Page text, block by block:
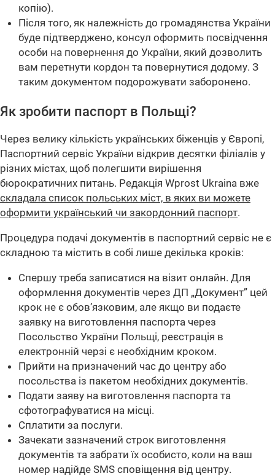
копію).
Після того, як належність до громадянства України
буде підтверджено, консул оформить посвідчення
особи на повернення до України, який дозволить
вам перетнути кордон та повернутися додому. З
таким документом подорожувати заборонено.
Як зробити паспорт в Польщі?
Через велику кількість українських біженців у Європі,
Паспортний сервіс України відкрив десятки філіалів у
різних містах, щоб полегшити вирішення
бюрократичних питань. Редакція Wprost Ukraina вже
складала список польських міст, в яких ви можете
оформити український чи закордонний паспорт.
Процедура подачі документів в паспортний сервіс не є
складною та містить в собі лише декілька кроків:
Спершу треба записатися на візит онлайн. Для
оформлення документів через ДП „Документ” цей
крок не є обов’язковим, але якщо ви подаєте
заявку на виготовлення паспорта через
Посольство України Польщі, реєстрація в
електронній черзі є необхідним кроком.
Прийти на призначений час до центру або
посольства із пакетом необхідних документів.
Подати заяву на виготовлення паспорта та
сфотографуватися на місці.
Сплатити за послуги.
Зачекати зазначений строк виготовлення
документів та забрати їх особисто, коли на ваш
номер надійде SMS сповіщення від центру.